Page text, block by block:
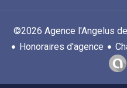
©2026 Agence l'Angelus
Honoraires d'agence